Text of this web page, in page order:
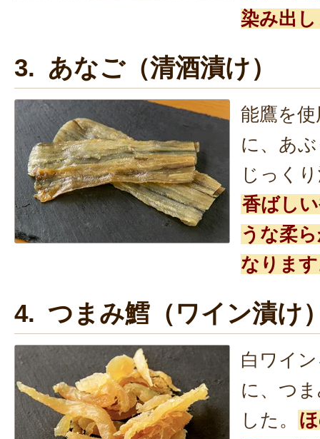
染み出
3. あなご（清酒漬け）
能鷹を
に、あ
じっく
香ばし
うな柔
なりま
4. つまみ鱈（ワイン漬け
白ワイ
に、つ
した。